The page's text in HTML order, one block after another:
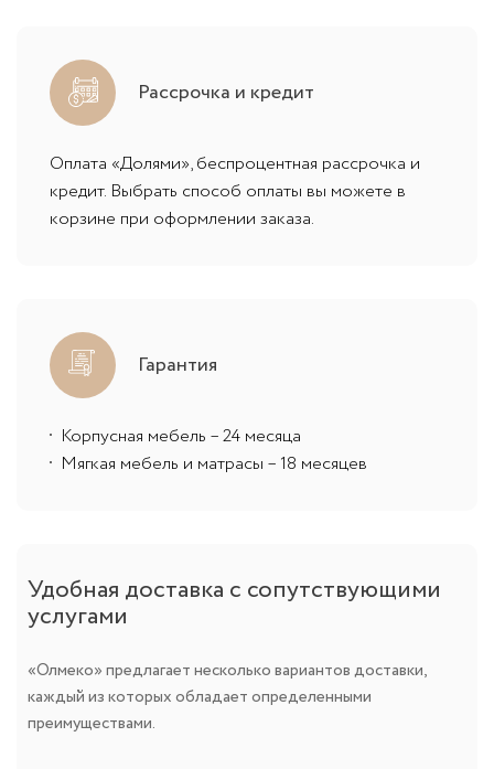
Рассрочка и кредит
Оплата «Долями», беспроцентная рассрочка и
кредит. Выбрать способ оплаты вы можете в
корзине при оформлении заказа.
Гарантия
Корпусная мебель – 24 месяца
Мягкая мебель и матрасы – 18 месяцев
Удобная доставка с сопутствующими
услугами
«Олмеко» предлагает несколько вариантов доставки,
каждый из которых обладает определенными
преимуществами.